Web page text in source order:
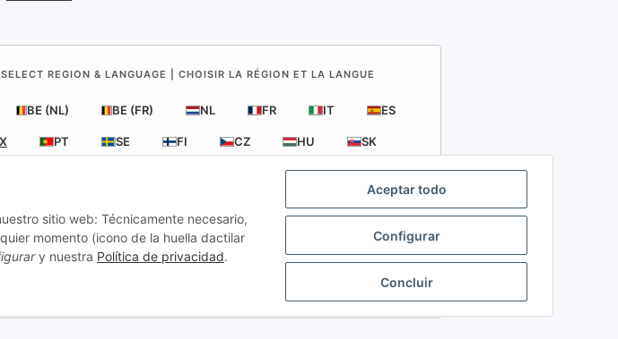
Aceptar todo
Configurar
Concluir
sitio web: Técnicamente necesario,
momento (icono de la huella dactilar
y nuestra Política de privacidad.
REGION & LANGUAGE | CHOISIR LA RÉGION ET LA LANGUE
BE (NL) BE (FR) NL FR IT ES
PT SE FI CZ HU SK
para remolques y vehículos comerciales
moc.ketafa@ofni